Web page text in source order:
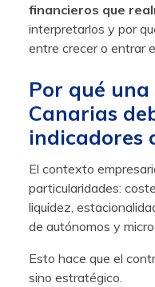
financieros que
interpretarlos y por
entre crecer o entrar
Por qué una
Canarias
indicadores
El contexto
particularidades:
liquidez,
de autónomos y
Esto hace que el
sino estratégico.